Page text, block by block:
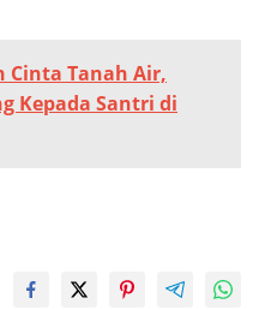
Cinta Tanah Air,
Kepada Santri di